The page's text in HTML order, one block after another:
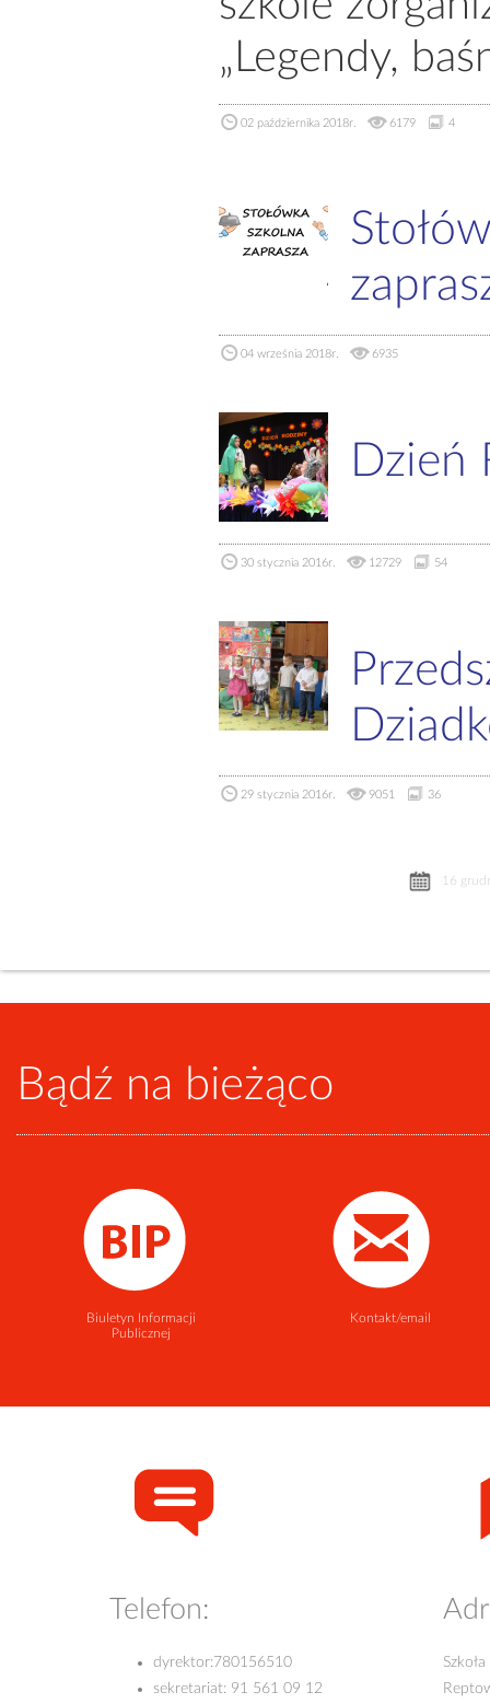
„Legendy,
02 października 2018r. 6179 4
04 września 2018r. 6935
Dzień
30 stycznia 2016r. 12729 54
29 stycznia 2016r. 9051 36
16
Bądź na bieżąco
Biuletyn Informacji
Publicznej
Kontakt/email
Telefon:
dyrektor:780156510
sekretariat: 91 561 09 12